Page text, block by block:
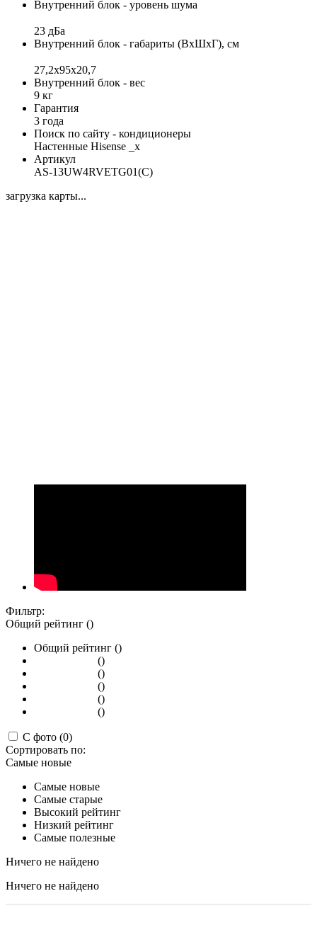
Внутренний блок - уровень шума
23 дБа
Внутренний блок - габариты (ВхШхГ), см
27,2х95х20,7
Внутренний блок - вес
9 кг
Гарантия
3 года
Поиск по сайту - кондиционеры
Настенные Hisense _x
Артикул
AS-13UW4RVETG01(C)
загрузка карты...
Фильтр:
Общий рейтинг ()
Общий рейтинг ()
()
()
()
()
()
С фото (0)
Сортировать по:
Самые новые
Самые новые
Самые старые
Высокий рейтинг
Низкий рейтинг
Самые полезные
Ничего не найдено
Ничего не найдено